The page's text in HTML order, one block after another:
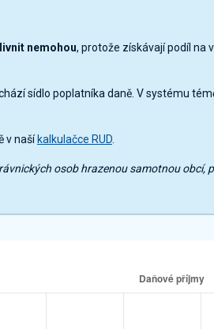
nemohou, protože získávají podíl na
sídlo poplatníka daně. V systému
v naší kalkulačce RUD
osob hrazenou samotnou obcí,